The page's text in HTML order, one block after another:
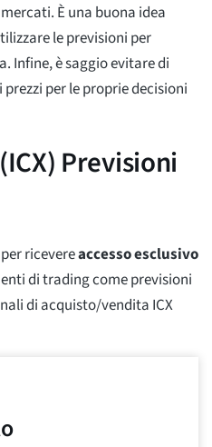
È una buona idea
le previsioni per
Infine, è saggio evitare di
per le proprie decisioni
Previsioni
ricevereaccesso esclusivo
di trading come previsioni
di acquisto/vendita ICX